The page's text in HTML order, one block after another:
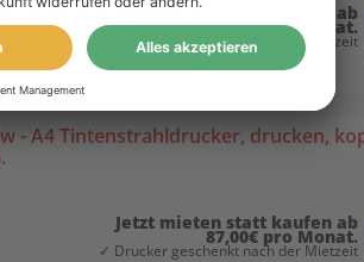
Jetzt mieten statt kaufen ab
43,00€ pro Monat.
✓ Drucker geschenkt nach der Mietzeit
- A4 Tintenstrahldrucker, drucken,
Jetzt mieten statt kaufen ab
87,00€ pro Monat.
✓ Drucker geschenkt nach der Mietzeit